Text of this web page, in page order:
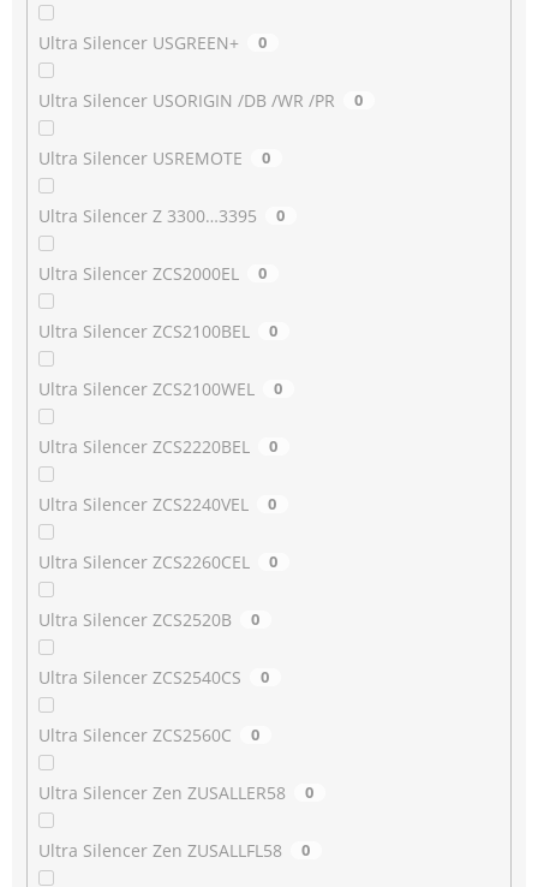
Ultra Silencer USGREEN+ 0
Ultra Silencer USORIGIN /DB /WR /PR 0
Ultra Silencer USREMOTE 0
Ultra Silencer Z 3300…3395 0
Ultra Silencer ZCS2000EL 0
Ultra Silencer ZCS2100BEL 0
Ultra Silencer ZCS2100WEL 0
Ultra Silencer ZCS2220BEL 0
Ultra Silencer ZCS2240VEL 0
Ultra Silencer ZCS2260CEL 0
Ultra Silencer ZCS2520B 0
Ultra Silencer ZCS2540CS 0
Ultra Silencer ZCS2560C 0
Ultra Silencer Zen ZUSALLER58 0
Ultra Silencer Zen ZUSALLFL58 0